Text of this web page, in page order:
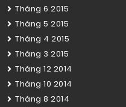
Tháng 6 2015
Tháng 5 2015
Tháng 4 2015
Tháng 3 2015
Tháng 12 2014
Tháng 10 2014
Tháng 8 2014